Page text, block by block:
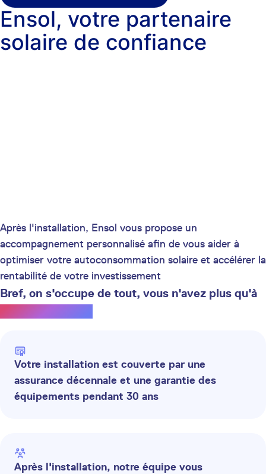
Ensol, votre partenaire
solaire de confiance
Après l'installation, Ensol vous propose un
accompagnement personnalisé afin de vous aider à
optimiser votre autoconsommation solaire et accélérer la
rentabilité de votre investissement
Bref, on s'occupe de tout, vous n'avez plus qu'à
profiter du soleil.
Votre installation est couverte par une
assurance décennale et une garantie des
équipements pendant 30 ans
Après l'installation, notre équipe vous